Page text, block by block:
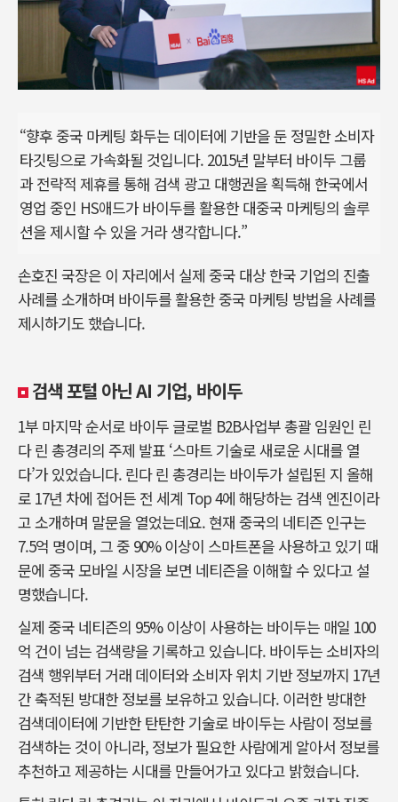
“향후 중국 마케팅 화두는 데이터에 기반을 둔 정밀한 소비자
타깃팅으로 가속화될 것입니다. 2015년 말부터 바이두 그룹
과 전략적 제휴를 통해 검색 광고 대행권을 획득해 한국에서
영업 중인 HS애드가 바이두를 활용한 대중국 마케팅의 솔루
션을 제시할 수 있을 거라 생각합니다.”
손호진 국장은 이 자리에서 실제 중국 대상 한국 기업의 진출
사례를 소개하며 바이두를 활용한 중국 마케팅 방법을 사례를
제시하기도 했습니다.
검색 포털 아닌 AI 기업, 바이두
1부 마지막 순서로 바이두 글로벌 B2B사업부 총괄 임원인 린
다 린 총경리의 주제 발표 ‘스마트 기술로 새로운 시대를 열
다’가 있었습니다. 린다 린 총경리는 바이두가 설립된 지 올해
로 17년 차에 접어든 전 세계 Top 4에 해당하는 검색 엔진이라
고 소개하며 말문을 열었는데요. 현재 중국의 네티즌 인구는
7.5억 명이며, 그 중 90% 이상이 스마트폰을 사용하고 있기 때
문에 중국 모바일 시장을 보면 네티즌을 이해할 수 있다고 설
명했습니다.
실제 중국 네티즌의 95% 이상이 사용하는 바이두는 매일 100
억 건이 넘는 검색량을 기록하고 있습니다. 바이두는 소비자의
검색 행위부터 거래 데이터와 소비자 위치 기반 정보까지 17년
간 축적된 방대한 정보를 보유하고 있습니다. 이러한 방대한
검색데이터에 기반한 탄탄한 기술로 바이두는 사람이 정보를
검색하는 것이 아니라, 정보가 필요한 사람에게 알아서 정보를
추천하고 제공하는 시대를 만들어가고 있다고 밝혔습니다.